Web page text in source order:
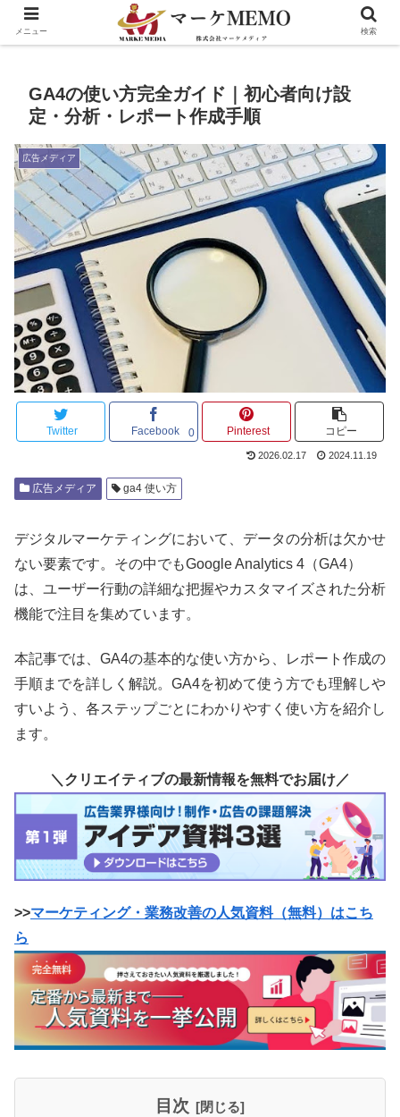
GA4の使い方完全ガイド｜初心者向け設
定・分析・レポート作成手順
広告メディア
Twitter Facebook 0 Pinterest コピー
2026.02.17 2024.11.19
広告メディア ga4 使い方
デジタルマーケティングにおいて、データの分析は欠かせ
ない要素です。その中でもGoogle Analytics 4（GA4）
は、ユーザー行動の詳細な把握やカスタマイズされた分析
機能で注目を集めています。
本記事では、GA4の基本的な使い方から、レポート作成の
手順までを詳しく解説。GA4を初めて使う方でも理解しや
すいよう、各ステップごとにわかりやすく使い方を紹介し
ます。
＼クリエイティブの最新情報を無料でお届け／
>>マーケティング・業務改善の人気資料（無料）はこち
ら
目次
メニュー 検索